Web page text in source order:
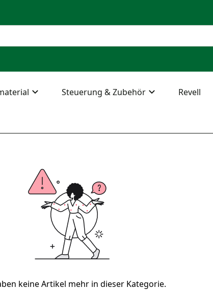
Steuerung & Zubehör Revell
keine Artikel mehr in dieser Kategorie.